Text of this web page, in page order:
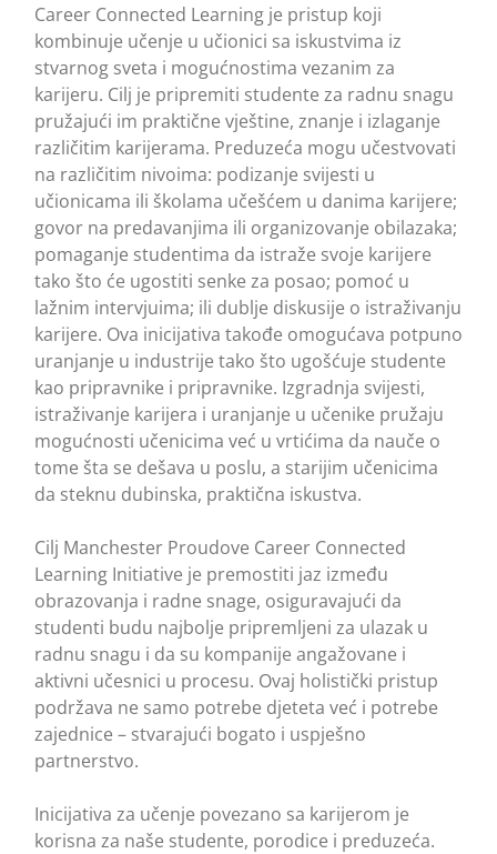
Career Connected Learning je pristup koji
kombinuje učenje u učionici sa iskustvima iz
stvarnog sveta i mogućnostima vezanim za
karijeru. Cilj je pripremiti studente za radnu snagu
pružajući im praktične vještine, znanje i izlaganje
različitim karijerama. Preduzeća mogu učestvovati
na različitim nivoima: podizanje svijesti u
učionicama ili školama učešćem u danima karijere;
govor na predavanjima ili organizovanje obilazaka;
pomaganje studentima da istraže svoje karijere
tako što će ugostiti senke za posao; pomoć u
lažnim intervjuima; ili dublje diskusije o istraživanju
karijere. Ova inicijativa takođe omogućava potpuno
uranjanje u industrije tako što ugošćuje studente
kao pripravnike i pripravnike. Izgradnja svijesti,
istraživanje karijera i uranjanje u učenike pružaju
mogućnosti učenicima već u vrtićima da nauče o
tome šta se dešava u poslu, a starijim učenicima
da steknu dubinska, praktična iskustva.
Cilj Manchester Proudove Career Connected
Learning Initiative je premostiti jaz između
obrazovanja i radne snage, osiguravajući da
studenti budu najbolje pripremljeni za ulazak u
radnu snagu i da su kompanije angažovane i
aktivni učesnici u procesu. Ovaj holistički pristup
podržava ne samo potrebe djeteta već i potrebe
zajednice – stvarajući bogato i uspješno
partnerstvo.
Inicijativa za učenje povezano sa karijerom je
korisna za naše studente, porodice i preduzeća.